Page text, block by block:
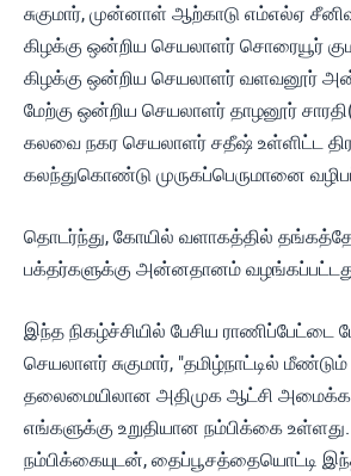
சுகுமார், முன்னாள் ஆற்காடு எம்எல்ஏ
கிழக்கு ஒன்றிய செயலாளர் சொரையூர்
கிழக்கு ஒன்றிய செயலாளர் வளவனூர்
மேற்கு ஒன்றிய செயலாளர் தாழனூர்
கலவை நகர செயலாளர் சதீஷ் உள்ளிட்ட
கலந்துகொண்டு முருகப்பெருமானை
தொடர்ந்து, கோயில் வளாகத்தில்
பக்தர்களுக்கு அன்னதானம்
இந்த நிகழ்ச்சியில் பேசிய ராணிப்பேட்டை
செயலாளர் சுகுமார், "தமிழ்நாட்டில்
தலைமையிலான அதிமுக ஆட்சி
எங்களுக்கு உறுதியான நம்பிக்கை
நம்பிக்கையுடன், தைப்பூசத்தையொட்டி